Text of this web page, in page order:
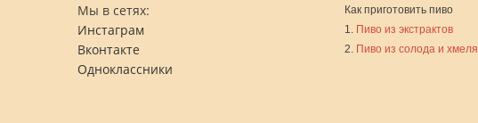
Мы в сетях:
Инстаграм
Вконтакте
Одноклассники
Как приготовить пиво
1. Пиво из экстрактов
2. Пиво из солода и хмеля